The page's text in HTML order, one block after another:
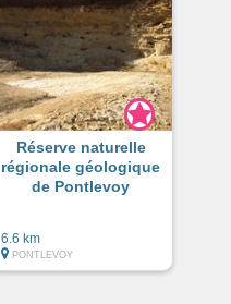
Réserve naturelle
régionale géologique
de Pontlevoy
6.6 km
PONTLEVOY